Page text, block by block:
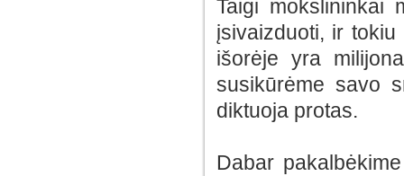
Taigi mokslininkai
įsivaizduoti, ir
išorėje yra
susikūrėme savo
diktuoja protas.
Dabar